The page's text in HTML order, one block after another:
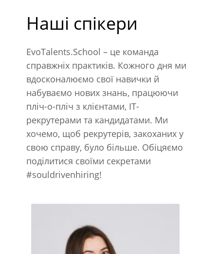
Наші спікери
EvoTalents.School – це команда
справжніх практиків. Кожного дня ми
вдосконалюємо свої навички й
набуваємо нових знань, працюючи
пліч-о-пліч з клієнтами, IT-
рекрутерами та кандидатами. Ми
хочемо, щоб рекрутерів, закоханих у
свою справу, було більше. Обіцяємо
поділитися своїми секретами
#souldrivenhiring!